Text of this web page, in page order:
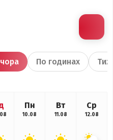
По годинах
Пн
10.08
Вт
11.08
Ср
12.08